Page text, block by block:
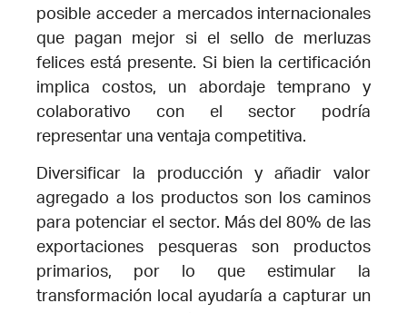
posible acceder a mercados internacionales
que pagan mejor si el sello de merluzas
felices está presente. Si bien la certificación
implica costos, un abordaje temprano y
colaborativo con el sector podría
representar una ventaja competitiva.
Diversificar la producción y añadir valor
agregado a los productos son los caminos
para potenciar el sector. Más del 80% de las
exportaciones pesqueras son productos
primarios, por lo que estimular la
transformación local ayudaría a capturar un